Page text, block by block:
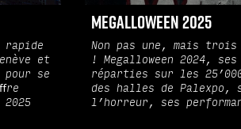
rapide
et
se
Megalloween 2025
Non pas une, mais
! Megalloween 2024,
réparties sur les
des halles de Palexpo,
l’horreur, ses